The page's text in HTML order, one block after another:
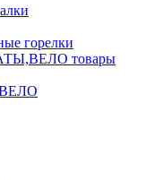
горелки
товары
ВЕЛО